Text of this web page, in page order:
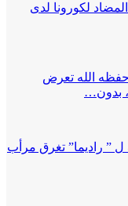
لكورونا لدى
الله تعرض
ل ” راديما” تغرق مرأب